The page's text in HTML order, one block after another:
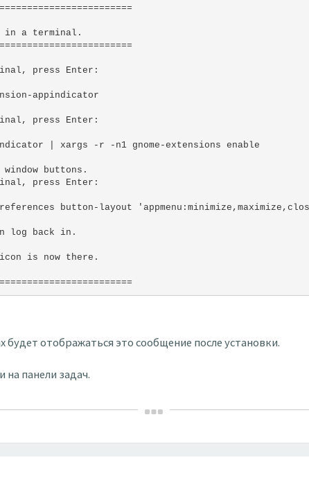
in a terminal.
press Enter:
appindicator
press Enter:
| xargs -r -n1 gnome-extensions enable
buttons.
press Enter:
button-layout
log back in.
is now there.
отображаться это сообщение после установки.
панели задач.